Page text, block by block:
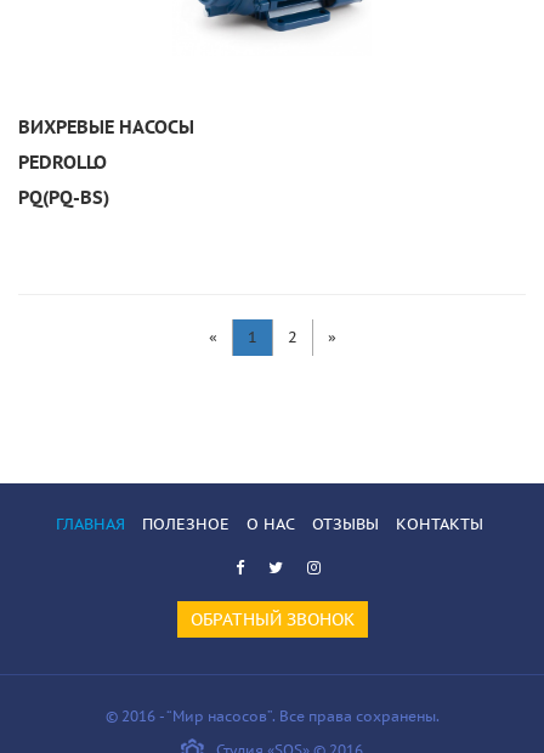
ВИХРЕВЫЕ НАСОСЫ
PEDROLLO
PQ(PQ-BS)
« 1 2 »
ГЛАВНАЯ ПОЛЕЗНОЕ О НАС ОТЗЫВЫ КОНТАКТЫ
ОБРАТНЫЙ ЗВОНОК
© 2016 - “Мир насосов”. Все права сохранены.